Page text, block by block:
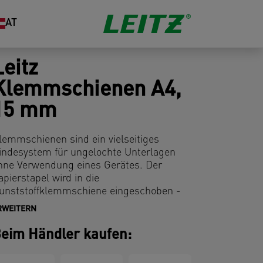
AT
A4,
mm
sind ein vielseitiges
für ungelochte Unterlagen
Verwendung eines Gerätes. Der
wird in die
eingeschoben -
ist alles! Ideal für schnelles und
mit Deckblättern für Bindesysteme
Händler kaufen: